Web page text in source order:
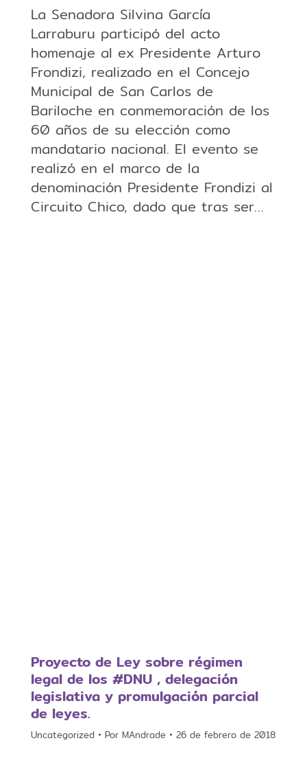
La Senadora Silvina García
Larraburu participó del acto
homenaje al ex Presidente Arturo
Frondizi, realizado en el Concejo
Municipal de San Carlos de
Bariloche en conmemoración de los
60 años de su elección como
mandatario nacional. El evento se
realizó en el marco de la
denominación Presidente Frondizi al
Circuito Chico, dado que tras ser…
Proyecto de Ley sobre régimen
legal de los #DNU , delegación
legislativa y promulgación parcial
de leyes.
Uncategorized Por MAndrade 26 de febrero de 2018